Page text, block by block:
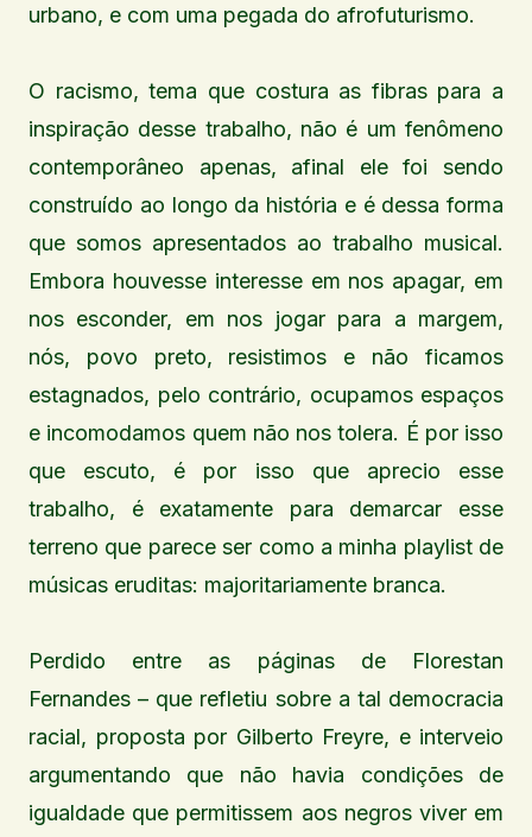
urbano, e com uma pegada do afrofuturismo.
O racismo, tema que costura as fibras para a
inspiração desse trabalho, não é um fenômeno
contemporâneo apenas, afinal ele foi sendo
construído ao longo da história e é dessa forma
que somos apresentados ao trabalho musical.
Embora houvesse interesse em nos apagar, em
nos esconder, em nos jogar para a margem,
nós, povo preto, resistimos e não ficamos
estagnados, pelo contrário, ocupamos espaços
e incomodamos quem não nos tolera. É por isso
que escuto, é por isso que aprecio esse
trabalho, é exatamente para demarcar esse
terreno que parece ser como a minha playlist de
músicas eruditas: majoritariamente branca.
Perdido entre as páginas de Florestan
Fernandes – que refletiu sobre a tal democracia
racial, proposta por Gilberto Freyre, e interveio
argumentando que não havia condições de
igualdade que permitissem aos negros viver em